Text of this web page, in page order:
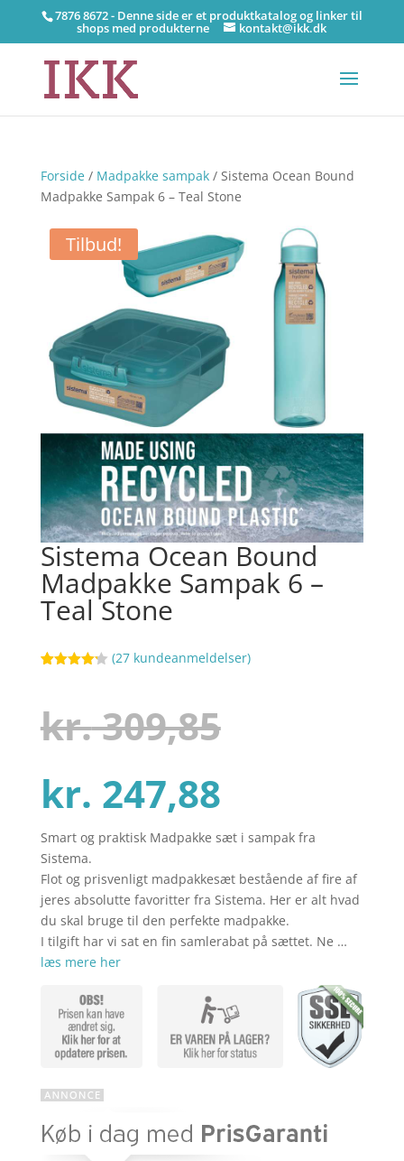
7876 8672 - Denne side er et produktkatalog og linker til
shops med produkterne kontakt@ikk.dk
Forside/ Madpakke sampak/ Sistema Ocean Bound
Madpakke Sampak 6 – Teal Stone
Tilbud!
Sistema Ocean Bound
Madpakke Sampak 6 –
Teal Stone
baseret
på
kundebedø
(27 kundeanmeldelser)
kr.309,85
pris
var:
kr.
kr. 247,88Den
aktuelle
pris
er:
kr.
Smart og praktisk Madpakke sæt i sampak fra
Sistema.
Flot og prisvenligt madpakkesæt bestående af fire af
jeres absolutte favoritter fra Sistema. Her er alt hvad
du skal bruge til den perfekte madpakke.
I tilgift har vi sat en fin samlerabat på sættet. Ne …
læs mere her